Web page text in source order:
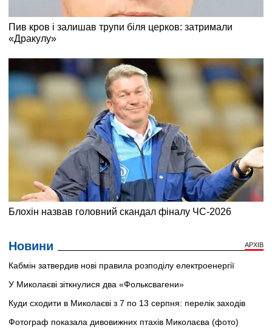
Новини АРХІВ
Кабмін затвердив нові правила розподілу електроенергії
У Миколаєві зіткнулися два «Фольксвагени»
Куди сходити в Миколаєві з 7 по 13 серпня: перелік заходів
Фотограф показала дивовижних птахів Миколаєва (фото)